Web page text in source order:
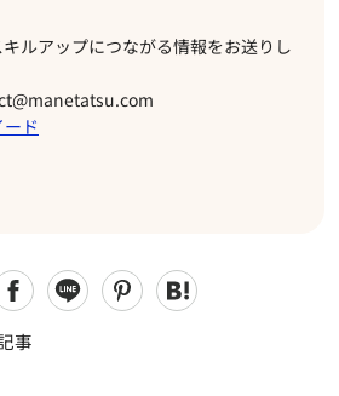
ルアップにつながる情報をお送りし
ド
事